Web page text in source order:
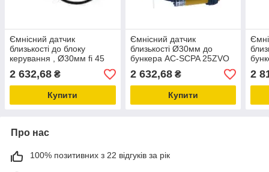
Ємнісний датчик
близькості до блоку
керування , Ø30мм fi 45
AC-SCPA 25RVO
2 632,68 ₴
Купити
Ємнісний датчик
близькості Ø30мм до
бункера AC-SCPA 25ZVO
2 632,68₴
Купити
2
Про нас
100% позитивних з 22 відгуків за рік